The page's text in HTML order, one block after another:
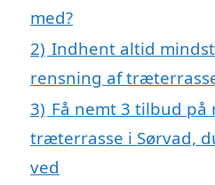
med?
2) Indhent altid
rensning af
3) Få nemt 3 tilbud på
træterrasse i Sørvad,
ved